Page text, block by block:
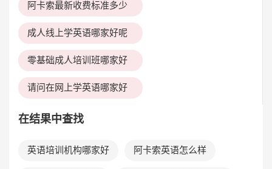
阿卡索最新收费标准多少
成人线上学英语哪家好呢
零基础成人培训班哪家好
请问在网上学英语哪家好
在结果中查找
英语培训机构哪家好 阿卡索英语怎么样